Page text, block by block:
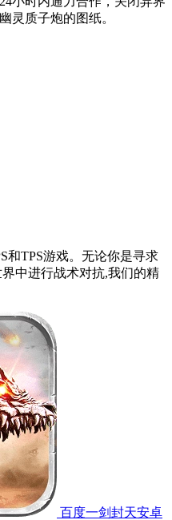
灵质子炮的图纸。
和TPS游戏。无论你是寻求
中进行战术对抗,我们的精
百度一剑封天安卓